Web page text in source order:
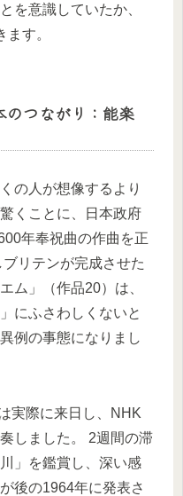
を意識していたか、
す。
のつながり：能楽
の人が想像するより
くことに、日本政府
年奉祝曲の作曲を正
リテンが完成させた
ム」（作品20）は、
にふさわしくないと
例の事態になりまし
実際に来日し、NHK
しました。 2週間の滞
」を鑑賞し、深い感
後の1964年に発表さ